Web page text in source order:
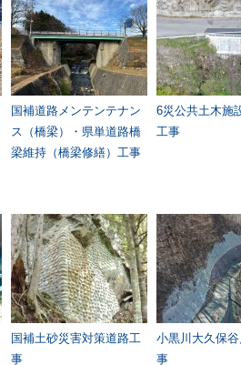
国補道路メンテンテナン
ス（橋梁）・県単道路橋
梁維持（橋梁修繕）工事
6災公共土木施
工事
国補土砂災害対策道路工
事
小黒川大久保
事